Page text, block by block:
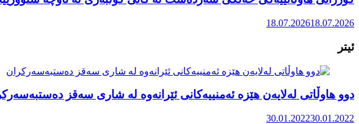
18.07.202618.07.2026
ئیتر
دوو هاوڵاتی لەلایەن هێزە ئەمنییەکانی ئێرانەوە لە شاری سەقز
30.01.202230.01.2022